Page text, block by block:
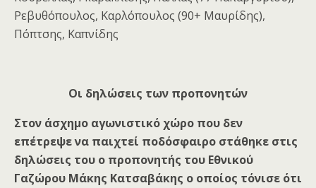
Ρεβυθόπουλος, Καρλόπουλος (90+ Μαυρίδης),
Πόπτσης, Καπνίδης
Οι δηλώσεις των προπονητών
Στον άσχημο αγωνιστικό χώρο που δεν
επέτρεψε να παιχτεί ποδόσφαιρο στάθηκε στις
δηλώσεις του ο προπονητής του Εθνικού
Γαζώρου Μάκης Κατσαβάκης ο οποίος τόνισε ότι